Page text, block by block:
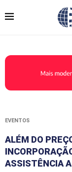
EVENTOS
ALÉM DO
ASSISTÊNCIA